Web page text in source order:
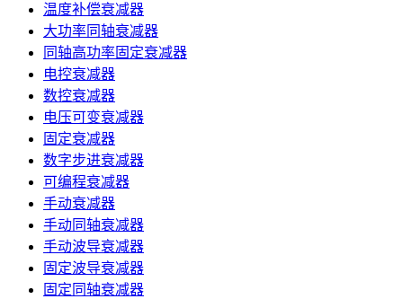
温度补偿衰减器
大功率同轴衰减器
同轴高功率固定衰减器
电控衰减器
数控衰减器
电压可变衰减器
固定衰减器
数字步进衰减器
可编程衰减器
手动衰减器
手动同轴衰减器
手动波导衰减器
固定波导衰减器
固定同轴衰减器